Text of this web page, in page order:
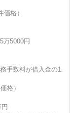
格）
万5000円
手数料が借入金の1.
格）